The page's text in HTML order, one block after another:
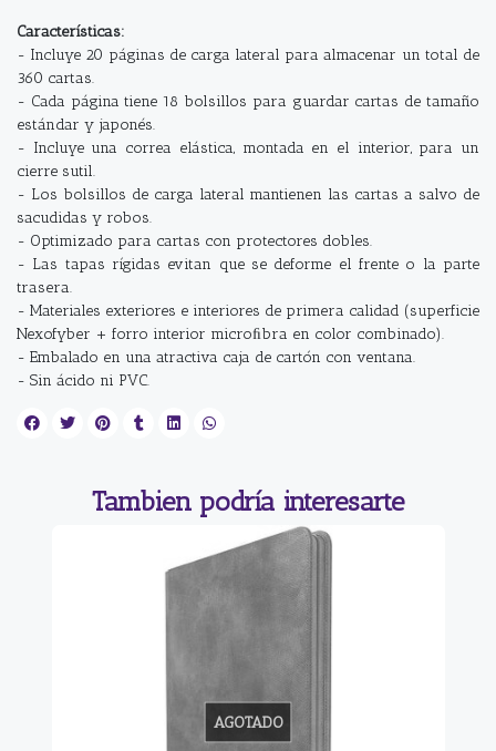
Características:
- Incluye 20 páginas de carga lateral para almacenar un total de
360 cartas.
- Cada página tiene 18 bolsillos para guardar cartas de tamaño
estándar y japonés.
- Incluye una correa elástica, montada en el interior, para un
cierre sutil.
- Los bolsillos de carga lateral mantienen las cartas a salvo de
sacudidas y robos.
- Optimizado para cartas con protectores dobles.
- Las tapas rígidas evitan que se deforme el frente o la parte
trasera.
- Materiales exteriores e interiores de primera calidad (superficie
Nexofyber + forro interior microﬁbra en color combinado).
- Embalado en una atractiva caja de cartón con ventana.
- Sin ácido ni PVC.
Tambien podría interesarte
AGOTADO